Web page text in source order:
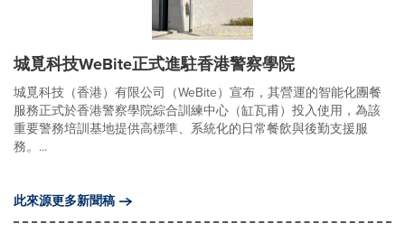
城覓科技WeBite正式進駐香港警察學院
城覓科技（香港）有限公司（WeBite）宣布，其營運的智能化團餐
服務正式於香港警察學院綜合訓練中心（缸瓦甫）投入使用，為該
重要警務培訓基地提供高標準、系統化的日常餐飲與後勤支援服
務。...
此來源更多新聞稿